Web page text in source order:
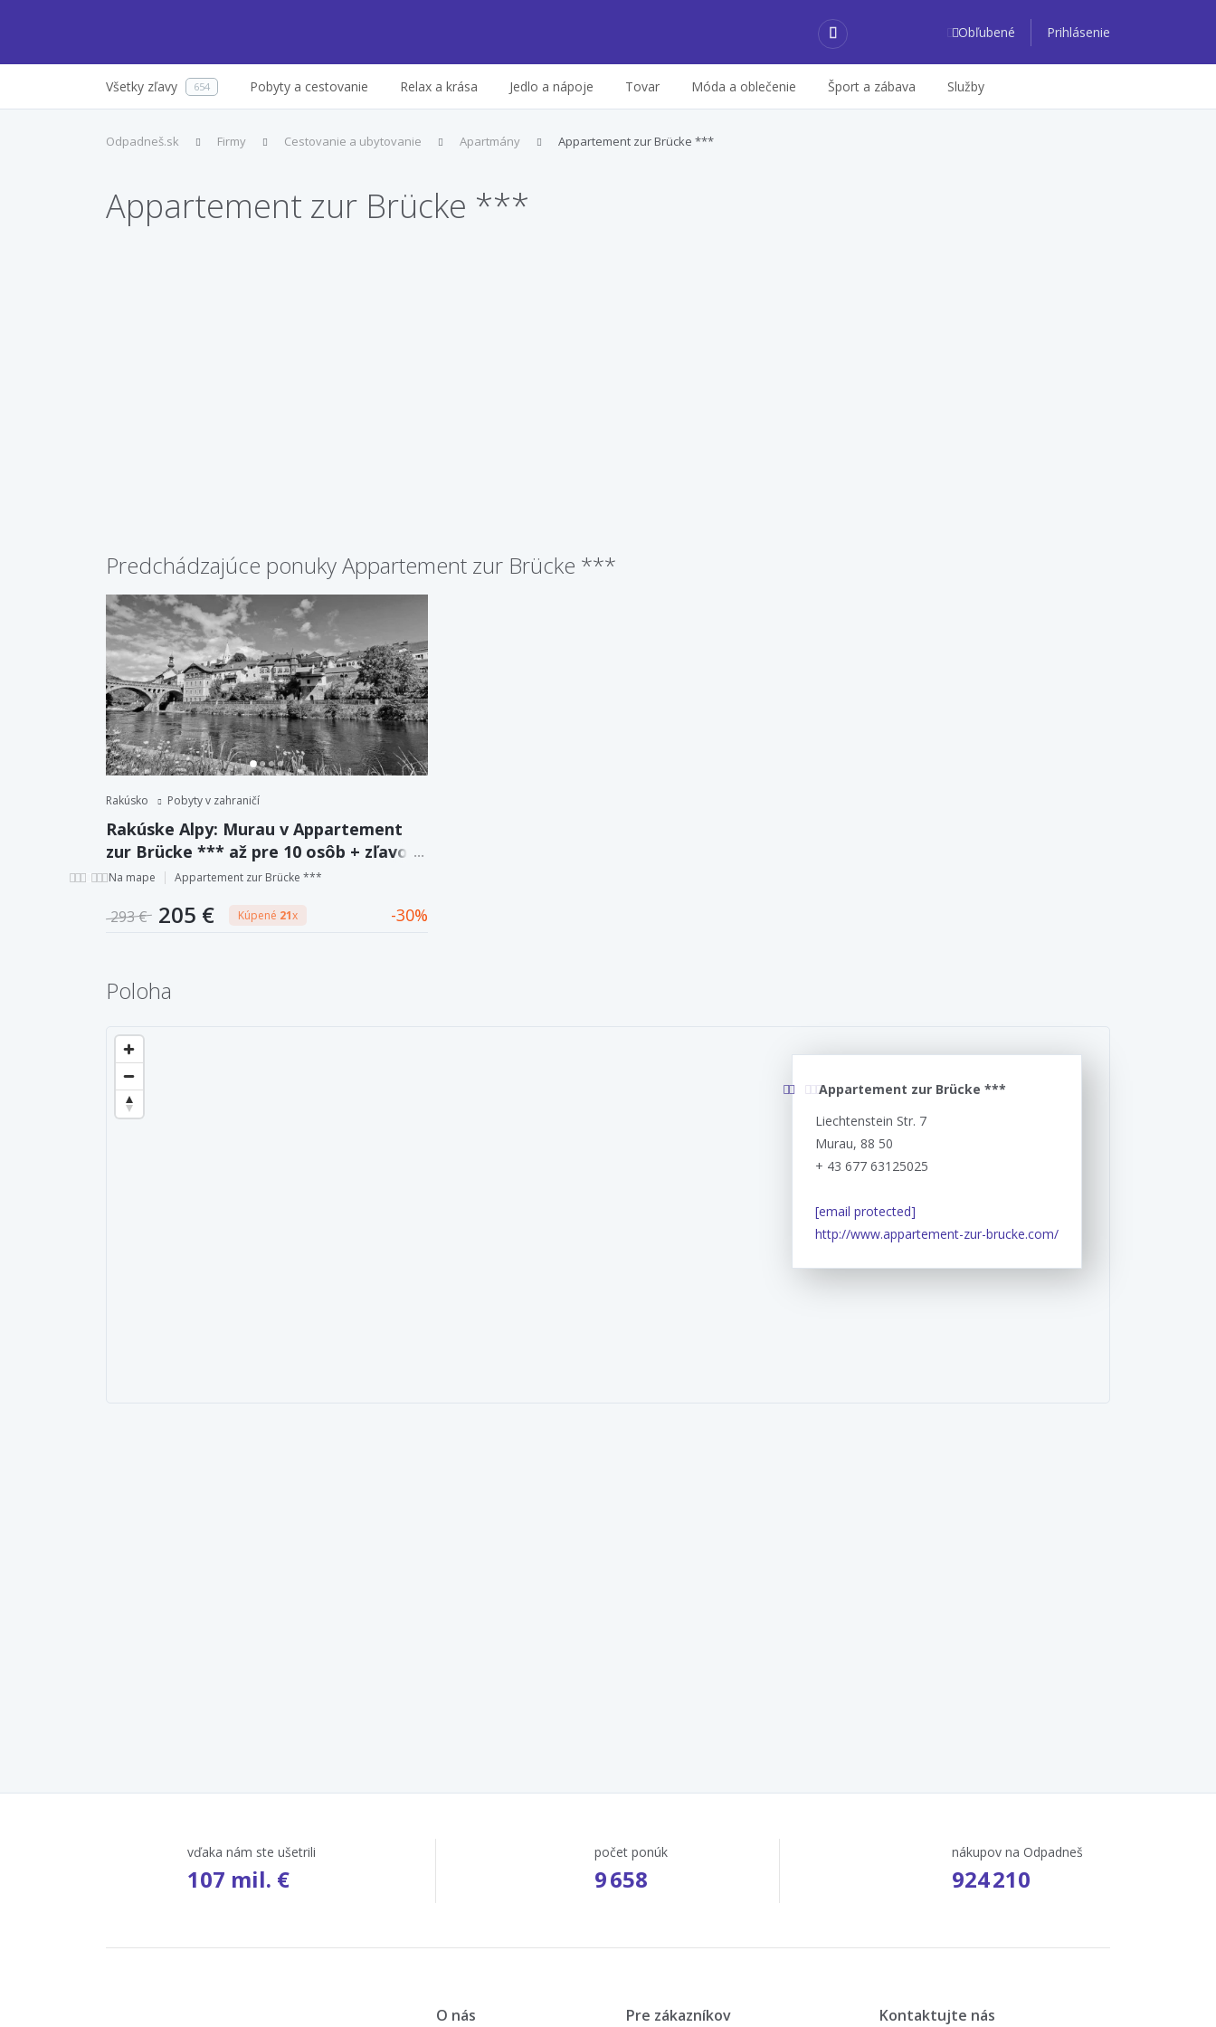
Obľubené Prihlásenie
Všetky zľavy 654 Pobyty a cestovanie Relax a krása Jedlo a nápoje Tovar Móda a oblečenie Šport a zábava Služby
Odpadneš.sk Firmy Cestovanie a ubytovanie Apartmány Appartement zur Brücke ***
Appartement zur Brücke ***
Predchádzajúce ponuky Appartement zur Brücke ***
Rakúsko Pobyty v zahraničí
Rakúske Alpy: Murau v Appartement
zur Brücke *** až pre 10 osôb + zľavová
karta.
Na mape Appartement zur Brücke ***
293 € 205 € Kúpené 21x 30
Poloha
Appartement zur Brücke ***
Liechtenstein Str. 7
Murau, 88 50
+ 43 677 63125025
[email protected]
http://www.appartement-zur-brucke.com/
vďaka nám ste ušetrili
107 mil. €
počet ponúk
9 658
nákupov na Odpadneš
924 210
O nás Pre zákazníkov Kontaktujte nás